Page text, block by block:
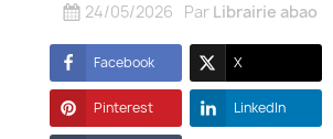
24/05/2026 Par Librairie abao
Facebook X
Pinterest LinkedIn